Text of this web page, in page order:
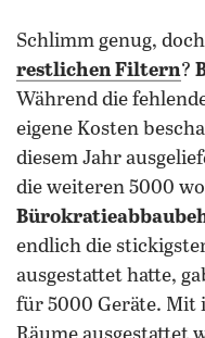
Schlimm genug, doch
restlichen Filtern?
Während die
eigene Kosten
diesem Jahr
die weiteren 5000
endlich die
ausgestattet hatte,
für 5000 Geräte.